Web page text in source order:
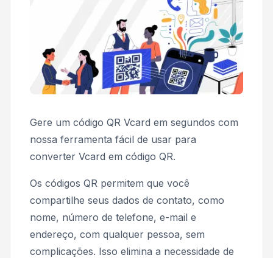
Gere um código QR Vcard em segundos com
nossa ferramenta fácil de usar para
converter Vcard em código QR.
Os códigos QR permitem que você
compartilhe seus dados de contato, como
nome, número de telefone, e-mail e
endereço, com qualquer pessoa, sem
complicações. Isso elimina a necessidade de